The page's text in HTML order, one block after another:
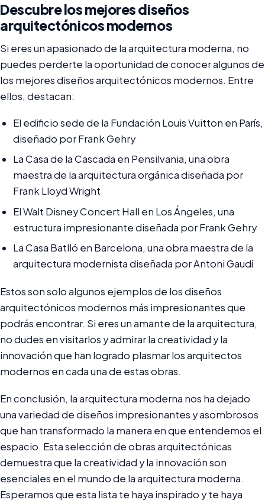
Descubre los mejores diseños
arquitectónicos modernos
Si eres un apasionado de la arquitectura moderna, no
puedes perderte la oportunidad de conocer algunos de
los mejores diseños arquitectónicos modernos. Entre
ellos, destacan:
El edificio sede de la Fundación Louis Vuitton en París,
diseñado por Frank Gehry
La Casa de la Cascada en Pensilvania, una obra
maestra de la arquitectura orgánica diseñada por
Frank Lloyd Wright
El Walt Disney Concert Hall en Los Ángeles, una
estructura impresionante diseñada por Frank Gehry
La Casa Batlló en Barcelona, una obra maestra de la
arquitectura modernista diseñada por Antoni Gaudí
Estos son solo algunos ejemplos de los diseños
arquitectónicos modernos más impresionantes que
podrás encontrar. Si eres un amante de la arquitectura,
no dudes en visitarlos y admirar la creatividad y la
innovación que han logrado plasmar los arquitectos
modernos en cada una de estas obras.
En conclusión, la arquitectura moderna nos ha dejado
una variedad de diseños impresionantes y asombrosos
que han transformado la manera en que entendemos el
espacio. Esta selección de obras arquitectónicas
demuestra que la creatividad y la innovación son
esenciales en el mundo de la arquitectura moderna.
Esperamos que esta lista te haya inspirado y te haya